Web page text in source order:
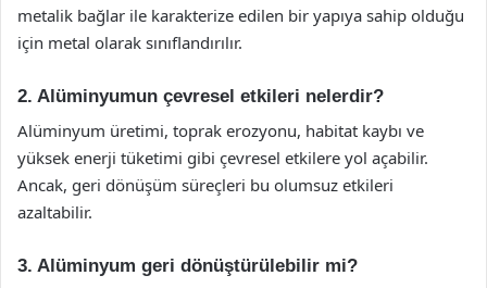
metalik bağlar ile karakterize edilen bir yapıya sahip olduğu
için metal olarak sınıflandırılır.
2. Alüminyumun çevresel etkileri nelerdir?
Alüminyum üretimi, toprak erozyonu, habitat kaybı ve
yüksek enerji tüketimi gibi çevresel etkilere yol açabilir.
Ancak, geri dönüşüm süreçleri bu olumsuz etkileri
azaltabilir.
3. Alüminyum geri dönüştürülebilir mi?